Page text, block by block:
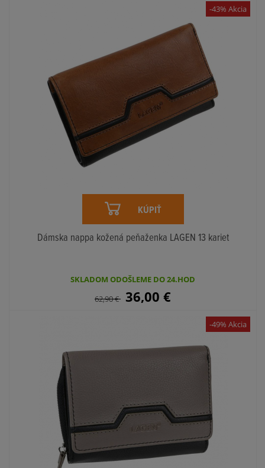
KÚPIŤ
Dámska nappa kožená peňaženka LAGEN 13 kariet
SKLADOM ODOŠLEME DO 24.HOD
62,90€ 36,00 €
-43% Akcia
-49% Akcia